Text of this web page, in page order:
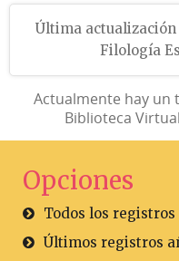
Última
Filología
Actualmente hay un
Biblioteca
Opciones
Todos los registros
Últimos registros